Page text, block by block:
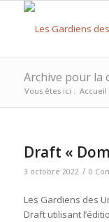
Archive pour la
Vous êtes ici : Accueil
Draft «
3 octobre 2022 / 0
Les Gardiens des
Draft utilisant